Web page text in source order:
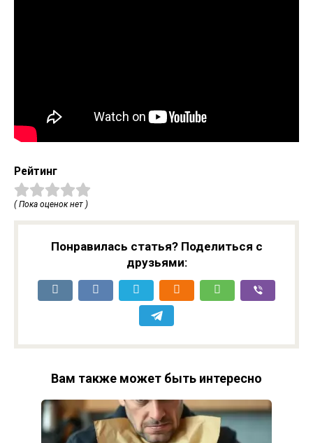
Рейтинг
( Пока оценок нет )
Понравилась статья? Поделиться с
друзьями:
Вам также может быть интересно